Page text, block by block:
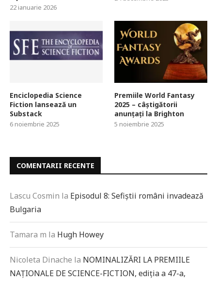
22 ianuarie 2026
Enciclopedia Science
Fiction lansează un
Substack
6 noiembrie 2025
Premiile World Fantasy
2025 – câștigătorii
anunțați la Brighton
5 noiembrie 2025
COMENTARII RECENTE
Lascu Cosmin la Episodul 8: Sefiștii români invadează
Bulgaria
Tamara m la Hugh Howey
Nicoleta Dinache la NOMINALIZĂRI LA PREMIILE
NAȚIONALE DE SCIENCE-FICTION, ediția a 47-a,